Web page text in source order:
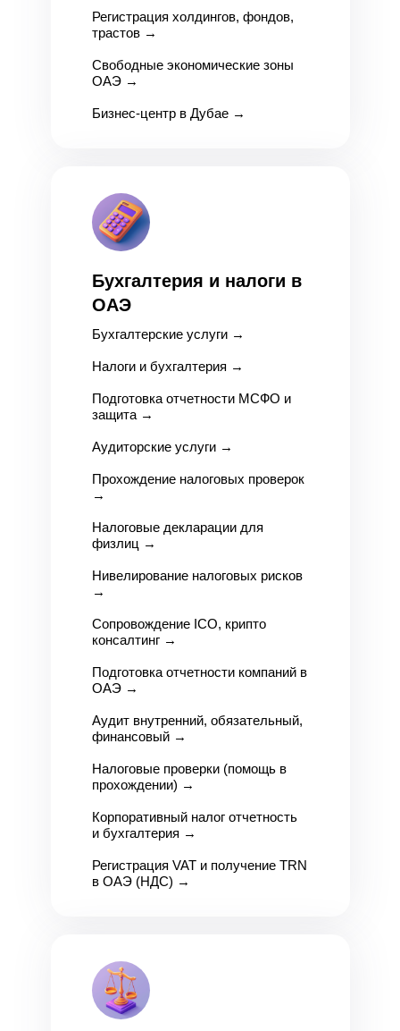
Регистрация холдингов, фондов,
трастов →
Свободные экономические зоны
ОАЭ →
Бизнес-центр в Дубае →
Бухгалтерия и налоги в
ОАЭ
Бухгалтерские услуги →
Налоги и бухгалтерия →
Подготовка отчетности МСФО и
защита →
Аудиторские услуги →
Прохождение налоговых проверок
→
Налоговые декларации для
физлиц →
Нивелирование налоговых рисков
→
Сопровождение ICO, крипто
консалтинг →
Подготовка отчетности компаний в
ОАЭ →
Аудит внутренний, обязательный,
финансовый →
Налоговые проверки (помощь в
прохождении) →
Корпоративный налог отчетность
и бухгалтерия →
Регистрация VAT и получение TRN
в ОАЭ (НДС) →